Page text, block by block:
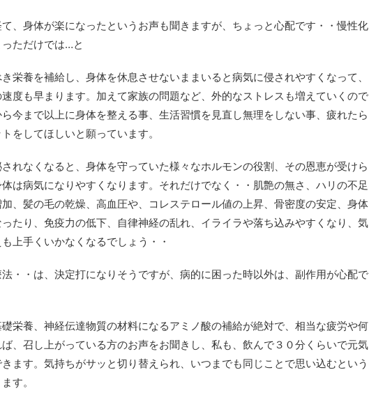
、身体が楽になったというお声も聞きますが、ちょっと心配です・・慢性化
ただけでは…と
栄養を補給し、身体を休息させないままいると病気に侵されやすくなって、
速度も早まります。加えて家族の問題など、外的なストレスも増えていくので
今まで以上に身体を整える事、生活習慣を見直し無理をしない事、疲れたら
をしてほしいと願っています。
れなくなると、身体を守っていた様々なホルモンの役割、その恩恵が受けら
は病気になりやすくなります。それだけでなく・・肌艶の無さ、ハリの不足
、髪の毛の乾燥、高血圧や、コレステロール値の上昇、骨密度の安定、身体
たり、免疫力の低下、自律神経の乱れ、イライラや落ち込みやすくなり、気
上手くいかなくなるでしょう・・
・・は、決定打になりそうですが、病的に困った時以外は、副作用が心配で
礎栄養、神経伝達物質の材料になるアミノ酸の補給が絶対で、相当な疲労や何
、召し上がっている方のお声をお聞きし、私も、飲んで３０分くらいで元気
ます。気持ちがサッと切り替えられ、いつまでも同じことで思い込むという
す。